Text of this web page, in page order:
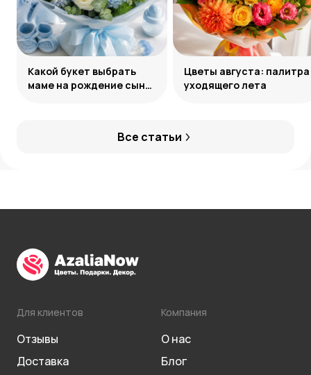
Все статьи
Какой букет выбрать
маме на рождение сына:
Цветы августа: палитра
уходящего лета
Для клиентов
Отзывы
Доставка
Компания
О нас
Блог